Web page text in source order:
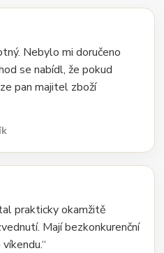
Nebylo mi doručeno
se nabídl, že pokud
pan majitel zboží
prakticky okamžitě
Mají bezkonkurenční